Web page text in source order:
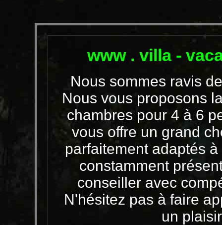
www . villa -
Nous sommes ravis
Nous vous proposons
chambres pour 4 à 6
vous offre un grand
parfaitement adaptés
constamment
conseiller avec
N'hésitez pas à faire
un